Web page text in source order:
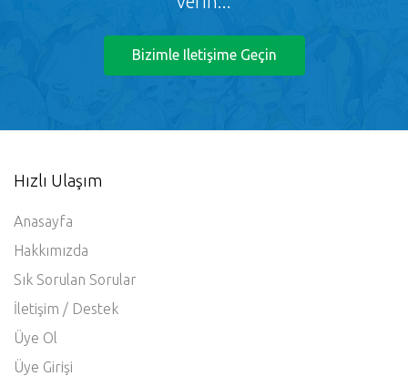
Bizimle Iletişime Geçin
Hızlı Ulaşım
Anasayfa
Hakkımızda
Sık Sorulan Sorular
İletişim / Destek
Üye Ol
Üye Girişi